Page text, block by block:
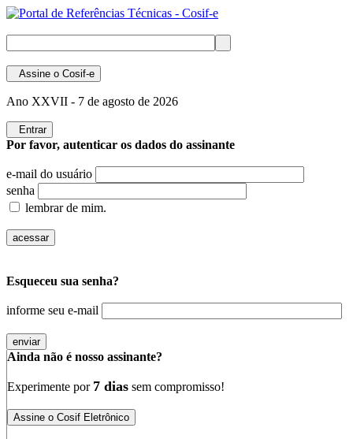
Assine o Cosif-e
Ano XXVII - 7 de agosto de 2026
Entrar
Por favor, autenticar os dados do assinante
e-mail do usuário
senha
lembrar de mim.
Esqueceu sua senha?
informe seu e-mail
Ainda não é nosso assinante?
Experimente por 7 dias sem compromisso!